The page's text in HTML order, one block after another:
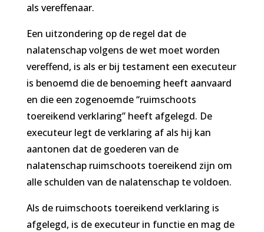
als vereffenaar.
Een uitzondering op de regel dat de
nalatenschap volgens de wet moet worden
vereffend, is als er bij testament een executeur
is benoemd die de benoeming heeft aanvaard
en die een zogenoemde “ruimschoots
toereikend verklaring” heeft afgelegd. De
executeur legt de verklaring af als hij kan
aantonen dat de goederen van de
nalatenschap ruimschoots toereikend zijn om
alle schulden van de nalatenschap te voldoen.
Als de ruimschoots toereikend verklaring is
afgelegd, is de executeur in functie en mag de